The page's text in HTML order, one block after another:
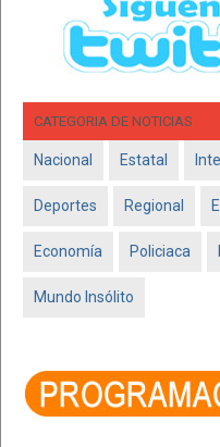
CATEGORIA DE NOTICIAS
Nacional Estatal
Deportes Regional
Economía Policiaca
Mundo Insólito